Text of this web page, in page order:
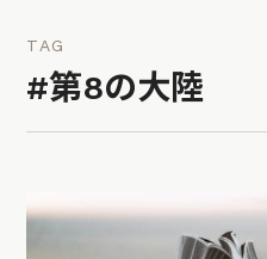
TAG
#第8の大陸